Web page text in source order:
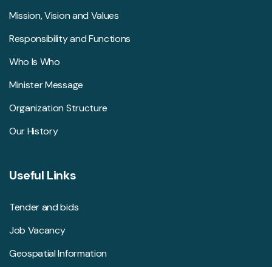
Mission, Vision and Values
Responsibility and Functions
Who Is Who
Minister Message
Organization Structure
Our History
Useful Links
Tender and bids
Job Vacancy
Geospatial Information